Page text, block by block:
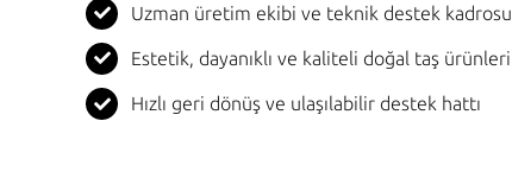
Uzman üretim ekibi ve teknik destek kadrosu
Estetik, dayanıklı ve kaliteli doğal taş ürünleri
Hızlı geri dönüş ve ulaşılabilir destek hattı